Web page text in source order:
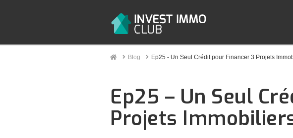
HomeBlog Ep25 - Un Seul Crédit pour Financer 3 Projets
Ep25 – Un Seul
Projets